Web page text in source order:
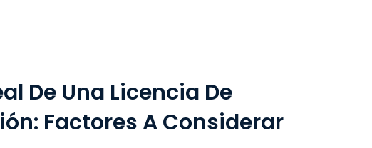
De Una Licencia De
Factores A Considerar